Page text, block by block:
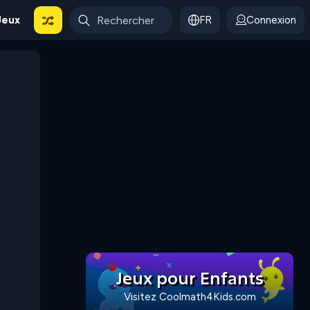
FR Connexion
Jeux pour Enfants
Visitez Coolmath4Kids.com